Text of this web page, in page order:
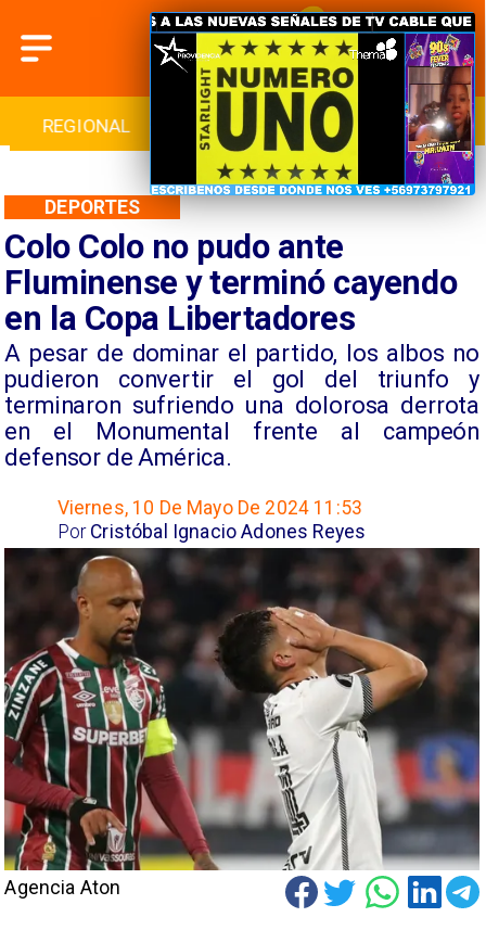
INTERNACIONAL DEPORTES CULTURA
Colo Colo no pudo ante
Fluminense y terminó cayendo
en la Copa Libertadores
A pesar de dominar el partido, los albos no
pudieron convertir el gol del triunfo y
terminaron sufriendo una dolorosa derrota
en el Monumental frente al campeón
defensor de América.
DEPORTES
Viernes, 10 De Mayo De 2024 11:53
Cristóbal Ignacio Adones Reyes
Por
Agencia Aton